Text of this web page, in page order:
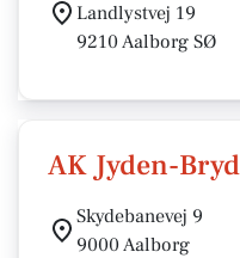
Landlystvej 19
9210 Aalborg SØ
AK Jyden-
Skydebanevej 9
9000 Aalborg